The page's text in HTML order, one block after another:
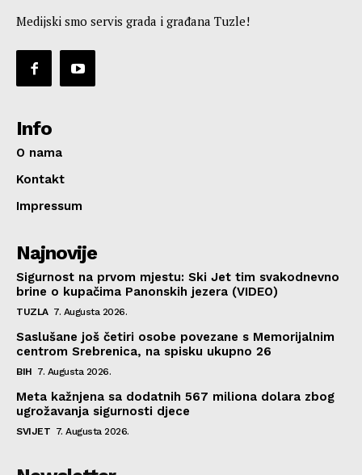
Medijski smo servis grada i građana Tuzle!
Info
O nama
Kontakt
Impressum
Najnovije
Sigurnost na prvom mjestu: Ski Jet tim svakodnevno
brine o kupačima Panonskih jezera (VIDEO)
TUZLA 7. Augusta 2026.
Saslušane još četiri osobe povezane s Memorijalnim
centrom Srebrenica, na spisku ukupno 26
BIH 7. Augusta 2026.
Meta kažnjena sa dodatnih 567 miliona dolara zbog
ugrožavanja sigurnosti djece
SVIJET 7. Augusta 2026.